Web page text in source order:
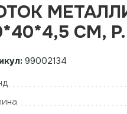
СМ,
99002134